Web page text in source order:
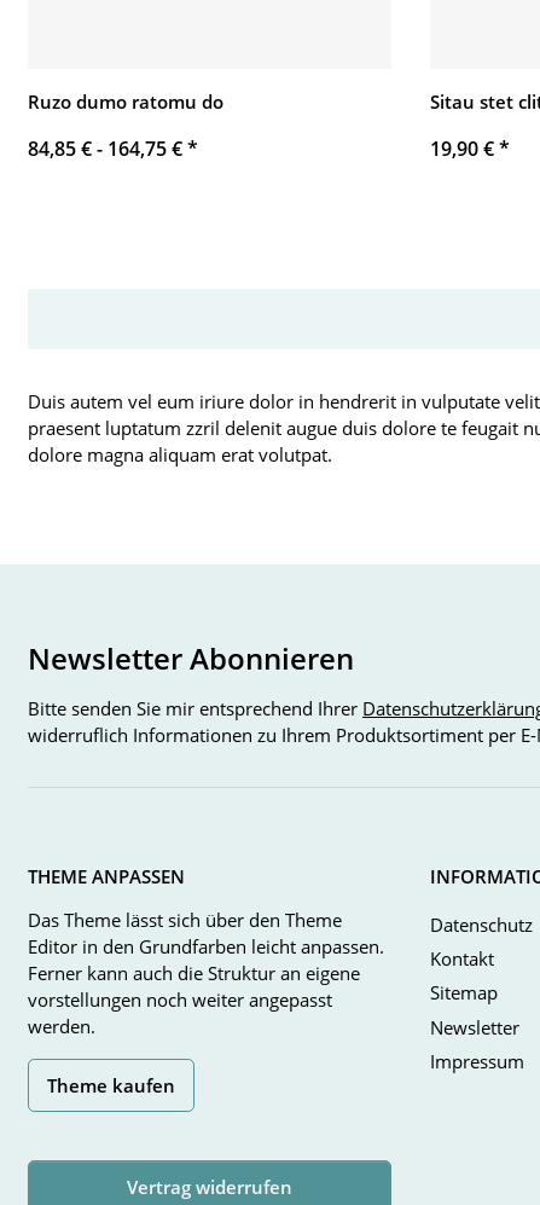
Ruzo dumo ratomu do
84,85 € - 164,75 €*
Sitau stet
19,90 €*
Duis autem vel eum iriure dolor in hendrerit in vulputate
praesent luptatum zzril delenit augue duis dolore te feugait
dolore magna aliquam erat volutpat.
Newsletter Abonnieren
Bitte senden Sie mir entsprechend Ihrer
widerruflich Informationen zu Ihrem Produktsortiment per E-
THEME ANPASSEN
Das Theme lässt sich über den Theme
Editor in den Grundfarben leicht anpassen.
Ferner kann auch die Struktur an eigene
vorstellungen noch weiter angepasst
werden.
Theme kaufen
Datenschutz
Kontakt
Sitemap
Newsletter
Impressum
Vertrag widerrufen